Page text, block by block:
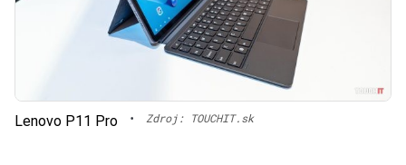
Lenovo P11 Pro • Zdroj: TOUCHIT.sk